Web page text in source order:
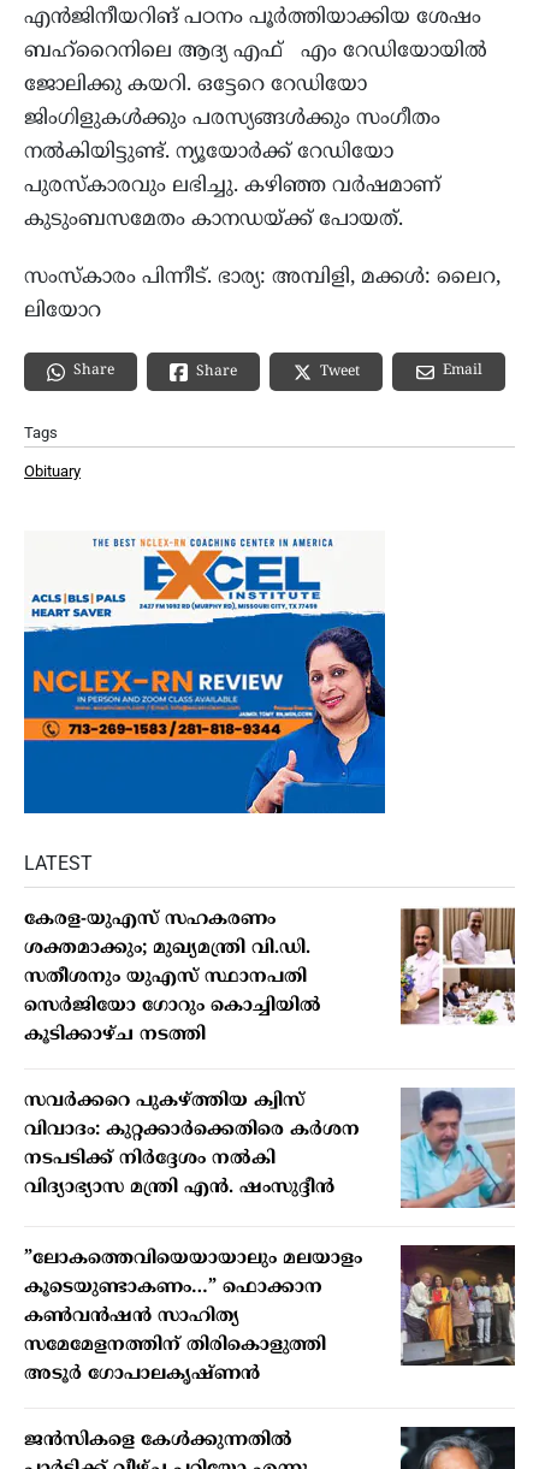
എൻജിനീയറിങ് പഠനം പൂർത്തിയാക്കിയ ശേഷം
ബഹ്റൈനിലെ ആദ്യ എഫ് എം റേഡിയോയിൽ
ജോലിക്കു കയറി. ഒട്ടേറെ റേഡിയോ
ജിംഗിളുകൾക്കും പരസ്യങ്ങൾക്കും സംഗീതം
നൽകിയിട്ടുണ്ട്. ന്യൂയോർക്ക് റേഡിയോ
പുരസ്കാരവും ലഭിച്ചു. കഴിഞ്ഞ വർഷമാണ്
കുടുംബസമേതം കാനഡയ്ക്ക് പോയത്.
സംസ്കാരം പിന്നീട്. ഭാര്യ: അമ്പിളി, മക്കൾ: ലൈറ,
ലിയോറ
Share Share Tweet Email
Tags
Obituary
LATEST
കേരള-യുഎസ് സഹകരണം
ശക്തമാക്കും; മുഖ്യമന്ത്രി വി.ഡി.
സതീശനും യുഎസ് സ്ഥാനപതി
സെർജിയോ ഗോറും കൊച്ചിയിൽ
കൂടിക്കാഴ്ച നടത്തി
സവർക്കറെ പുകഴ്ത്തിയ ക്വിസ്
വിവാദം: കുറ്റക്കാർക്കെതിരെ കർശന
നടപടിക്ക് നിർദ്ദേശം നൽകി
വിദ്യാഭ്യാസ മന്ത്രി എൻ. ഷംസുദ്ദീൻ
”ലോകത്തെവിയെയായാലും മലയാളം
കൂടെയുണ്ടാകണം…” ഫൊക്കാന
കണ്‍വന്‍ഷന്‍ സാഹിത്യ
സമേമേളനത്തിന് തിരികൊളുത്തി
അടൂര്‍ ഗോപാലകൃഷ്ണന്‍
ജന്‍സികളെ കേള്‍ക്കുന്നതില്‍